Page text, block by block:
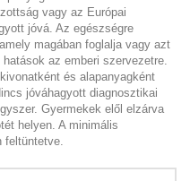
vagy az Európai
jóvá. Az egészségre
magában foglalja vagy azt
az emberi szervezetre.
és alapanyagként
jóváhagyott diagnosztikai
Gyermekek elől elzárva
helyen. A minimális
feltüntetve.